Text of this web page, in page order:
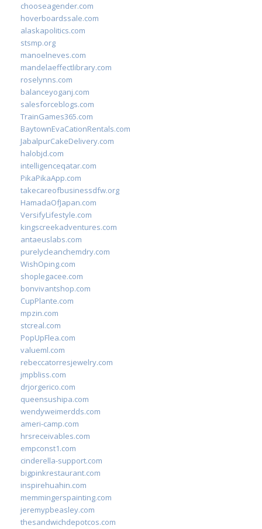
chooseagender.com
hoverboardssale.com
alaskapolitics.com
stsmp.org
manoelneves.com
mandelaeffectlibrary.com
roselynns.com
balanceyoganj.com
salesforceblogs.com
TrainGames365.com
BaytownEvaCationRentals.com
JabalpurCakeDelivery.com
halobjd.com
intelligenceqatar.com
PikaPikaApp.com
takecareofbusinessdfw.org
HamadaOfJapan.com
VersifyLifestyle.com
kingscreekadventures.com
antaeuslabs.com
purelycleanchemdry.com
WishOping.com
shoplegacee.com
bonvivantshop.com
CupPlante.com
mpzin.com
stcreal.com
PopUpFlea.com
valueml.com
rebeccatorresjewelry.com
jmpbliss.com
drjorgerico.com
queensushipa.com
wendyweimerdds.com
ameri-camp.com
hrsreceivables.com
empconst1.com
cinderella-support.com
bigpinkrestaurant.com
inspirehuahin.com
memmingerspainting.com
jeremypbeasley.com
thesandwichdepotcos.com